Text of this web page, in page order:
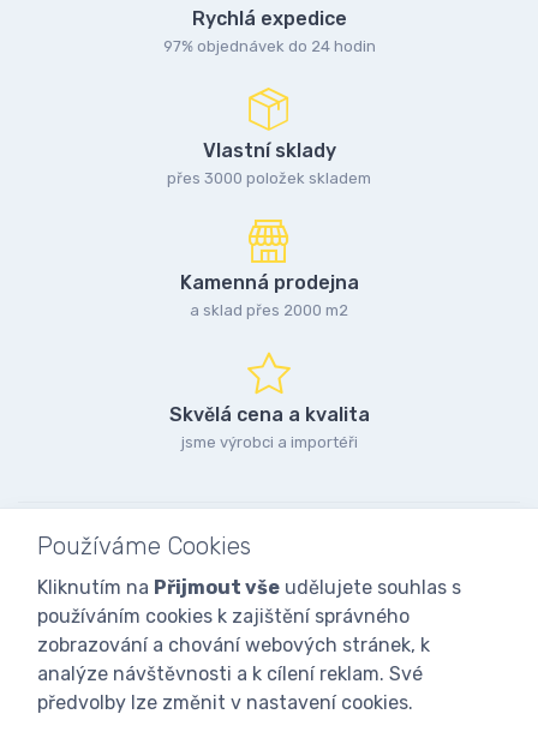
Rychlá expedice
97% objednávek do 24 hodin
Vlastní sklady
přes 3000 položek skladem
Kamenná prodejna
a sklad přes 2000 m2
Skvělá cena a kvalita
jsme výrobci a importéři
Používáme Cookies
Kliknutím na Přijmout vše udělujete souhlas s
používáním cookies k zajištění správného
zobrazování a chování webových stránek, k
analýze návštěvnosti a k cílení reklam. Své
předvolby lze změnit v nastavení cookies.